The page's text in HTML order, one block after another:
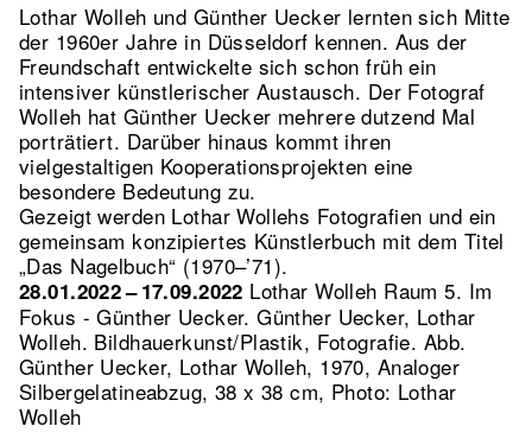
Lothar Wolleh und Günther Uecker lernten sich Mitte
der 1960er Jahre in Düsseldorf kennen. Aus der
Freundschaft entwickelte sich schon früh ein
intensiver künstlerischer Austausch. Der Fotograf
Wolleh hat Günther Uecker mehrere dutzend Mal
porträtiert. Darüber hinaus kommt ihren
vielgestaltigen Kooperationsprojekten eine
besondere Bedeutung zu.
Gezeigt werden Lothar Wollehs Fotografien und ein
gemeinsam konzipiertes Künstlerbuch mit dem Titel
„Das Nagelbuch“ (1970–’71).
28.01.2022 – 17.09.2022 Lothar Wolleh Raum 5. Im
Fokus - Günther Uecker. Günther Uecker, Lothar
Wolleh. Bildhauerkunst/Plastik, Fotografie. Abb.
Günther Uecker, Lothar Wolleh, 1970, Analoger
Silbergelatineabzug, 38 x 38 cm, Photo: Lothar
Wolleh